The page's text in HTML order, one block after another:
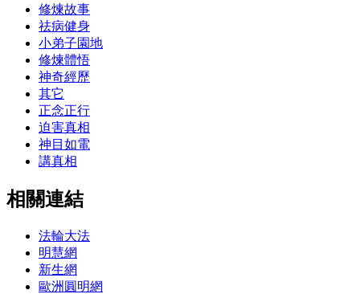
修煉故事
祛病健身
小弟子園地
修煉體悟
神奇經歷
其它
正念正行
迫害真相
神目如電
講真相
相關連結
法輪大法
明慧網
新生網
歐洲圓明網